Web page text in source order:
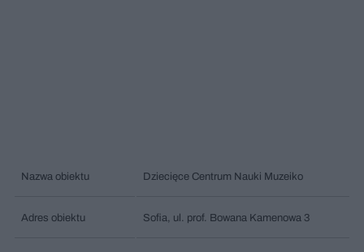
Nazwa obiektu Dziecięce Centrum Nauki Muzeiko
Adres obiektu Sofia, ul. prof. Bowana Kamenowa 3